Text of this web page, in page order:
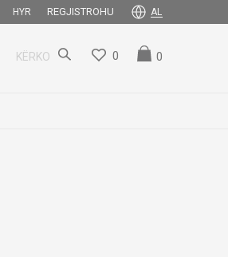
HYR REGJISTROHU AL
KËRKO 0
0